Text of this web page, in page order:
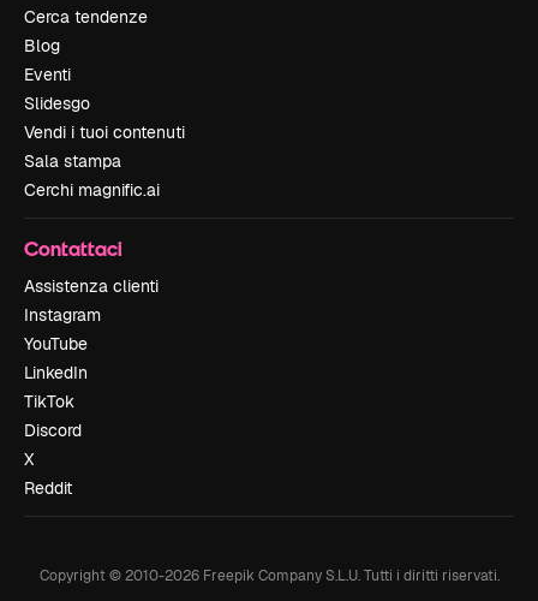
Cerca tendenze
Blog
Eventi
Slidesgo
Vendi i tuoi contenuti
Sala stampa
Cerchi magnific.ai
Contattaci
Assistenza clienti
Instagram
YouTube
LinkedIn
TikTok
Discord
X
Reddit
Copyright © 2010-2026Freepik Company S.L.U. Tutti i diritti riservati.